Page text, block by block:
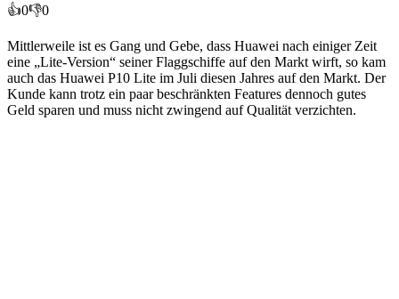
👍0👎0
Mittlerweile ist es Gang und Gebe, dass Huawei nach einiger Zeit
eine „Lite-Version“ seiner Flaggschiffe auf den Markt wirft, so kam
auch das Huawei P10 Lite im Juli diesen Jahres auf den Markt. Der
Kunde kann trotz ein paar beschränkten Features dennoch gutes
Geld sparen und muss nicht zwingend auf Qualität verzichten.